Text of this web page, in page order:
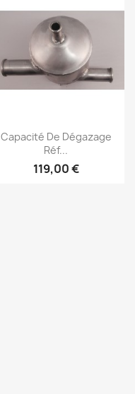
Vista rápida
Capacité De Dégazage
Réf...
119,00 €